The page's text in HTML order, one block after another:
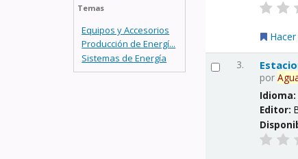
Temas
Equipos y Accesorios
Producción de Energí...
Sistemas de Energía
3.
por
Editor: